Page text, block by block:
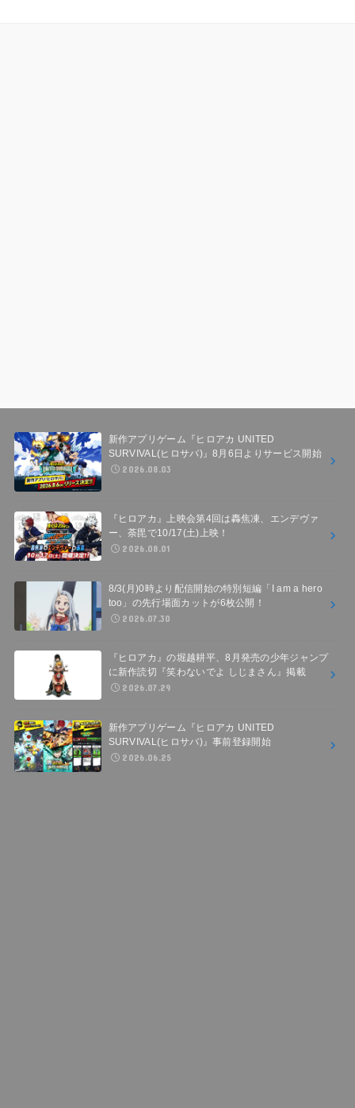
新作アプリゲーム『ヒロアカ UNITED
SURVIVAL(ヒロサバ)』8月6日よりサービス開始
2026.08.03
『ヒロアカ』上映会第4回は轟焦凍、エンデヴァ
ー、荼毘で10/17(土)上映！
2026.08.01
8/3(月)0時より配信開始の特別短編「I am a hero
too」の先行場面カットが6枚公開！
2026.07.30
『ヒロアカ』の堀越耕平、8月発売の少年ジャンプ
に新作読切『笑わないでよ しじまさん』掲載
2026.07.29
新作アプリゲーム『ヒロアカ UNITED
SURVIVAL(ヒロサバ)』事前登録開始
2026.06.25